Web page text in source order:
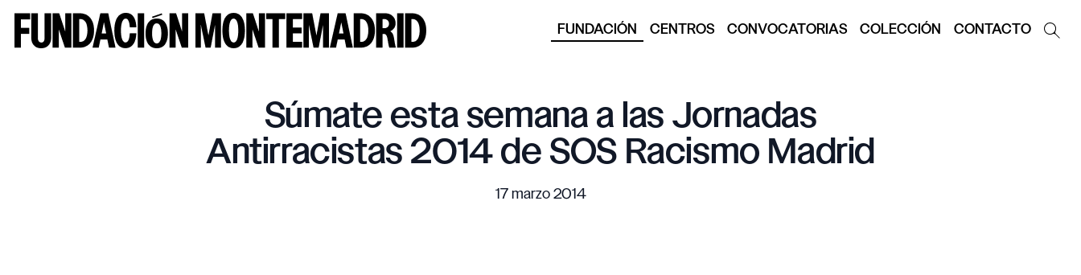
FUNDACIÓN CENTROS CONVOCATORIAS COLECCIÓN CONTACTO
Súmate esta semana a las Jornadas
Antirracistas 2014 de SOS Racismo Madrid
17 marzo 2014